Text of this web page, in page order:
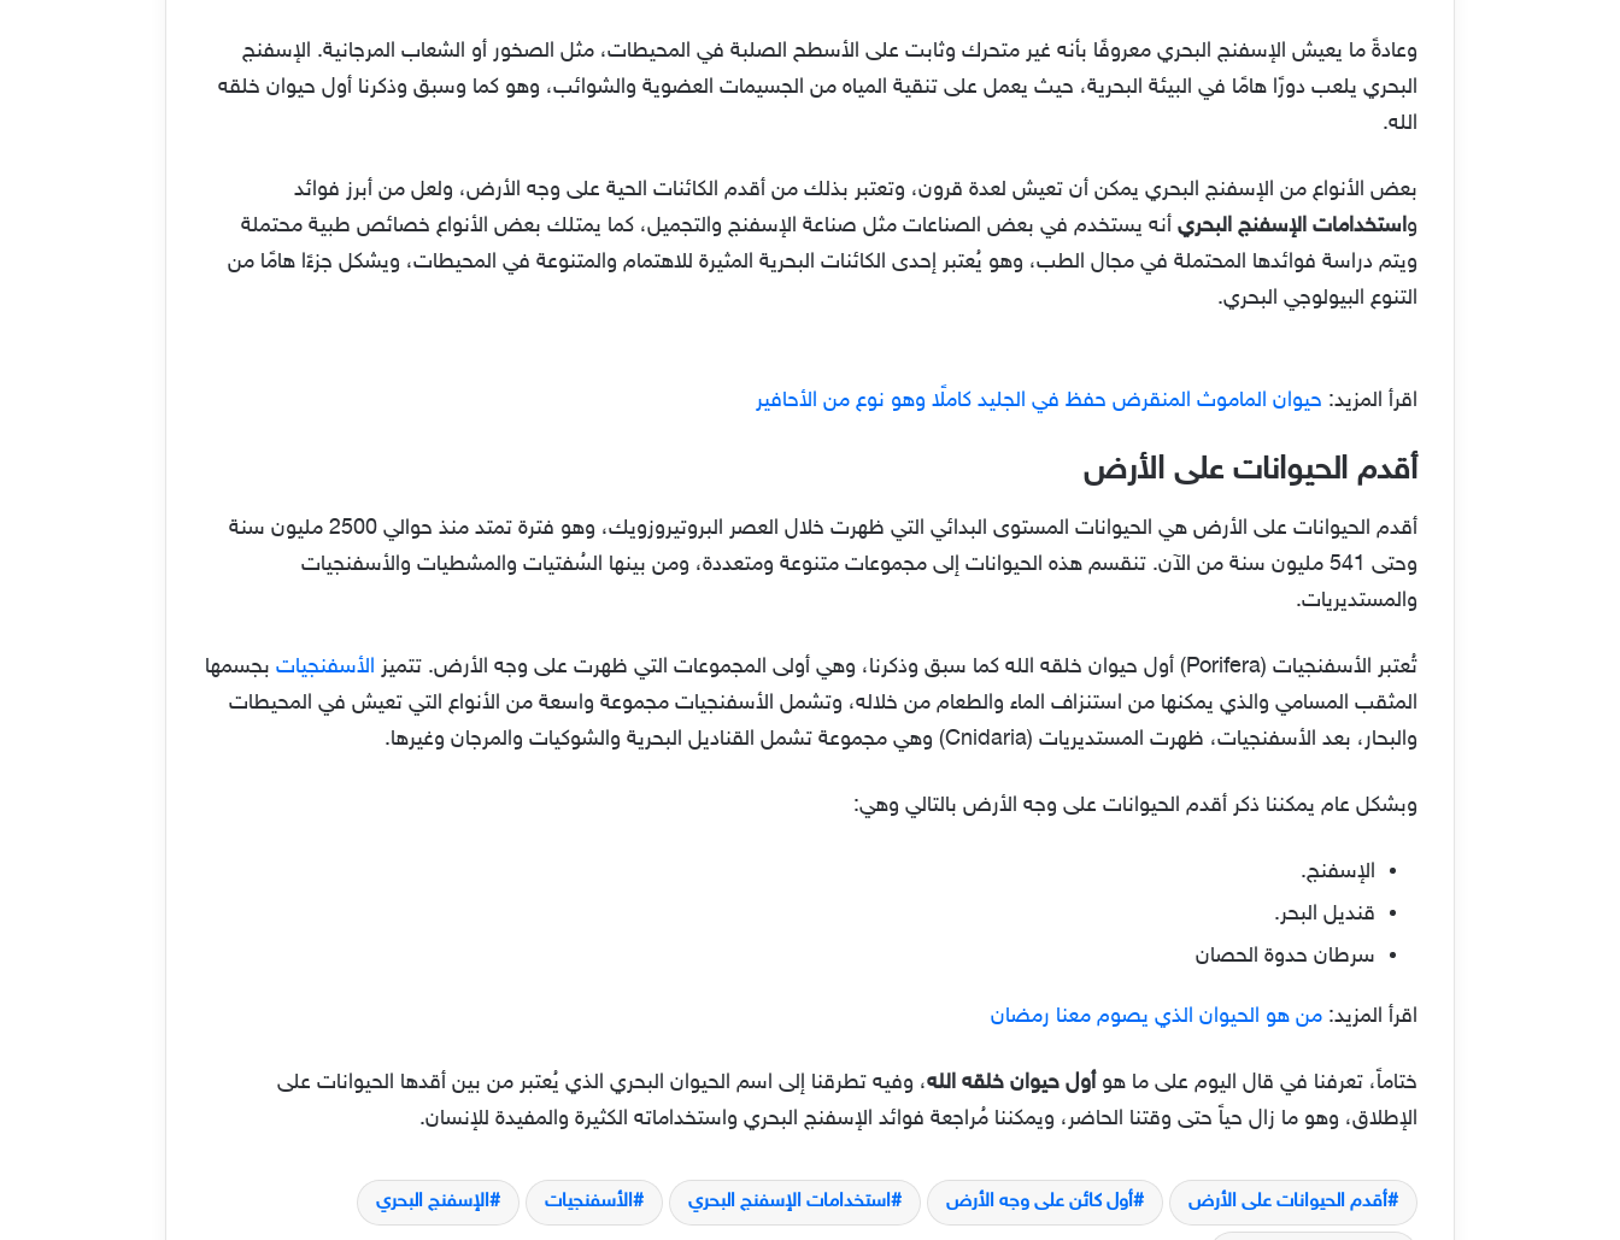
وعادةً ما يعيش الإسفنج البحري معروفًا بأنه غير متحرك وثابت على الأسطح الصلبة في المحيطات، مثل الصخور أو الشعاب المرجانية. الإسفنج
البحري يلعب دورًا هامًا في البيئة البحرية، حيث يعمل على تنقية المياه من الجسيمات العضوية والشوائب، وهو كما وسبق وذكرنا أول حيوان خلقه
الله.
بعض الأنواع من الإسفنج البحري يمكن أن تعيش لعدة قرون، وتعتبر بذلك من أقدم الكائنات الحية على وجه الأرض، ولعل من أبرز فوائد
واستخدامات الإسفنج البحري أنه يستخدم في بعض الصناعات مثل صناعة الإسفنج والتجميل، كما يمتلك بعض الأنواع خصائص طبية محتملة
ويتم دراسة فوائدها المحتملة في مجال الطب، وهو يُعتبر إحدى الكائنات البحرية المثيرة للاهتمام والمتنوعة في المحيطات، ويشكل جزءًا هامًا من
التنوع البيولوجي البحري.
اقرأ المزيد: حيوان الماموث المنقرض حفظ في الجليد كاملًا وهو نوع من الأحافير
أقدم الحيوانات على الأرض
أقدم الحيوانات على الأرض هي الحيوانات المستوى البدائي التي ظهرت خلال العصر البروتيروزويك، وهو فترة تمتد منذ حوالي 2500 مليون سنة
وحتى 541 مليون سنة من الآن. تنقسم هذه الحيوانات إلى مجموعات متنوعة ومتعددة، ومن بينها السُفتيات والمشطيات والأسفنجيات
والمستديريات.
تُعتبر الأسفنجيات (Porifera) أول حيوان خلقه الله كما سبق وذكرنا، وهي أولى المجموعات التي ظهرت على وجه الأرض. تتميز الأسفنجيات بجسمها
المثقب المسامي والذي يمكنها من استنزاف الماء والطعام من خلاله، وتشمل الأسفنجيات مجموعة واسعة من الأنواع التي تعيش في المحيطات
والبحار، بعد الأسفنجيات، ظهرت المستديريات (Cnidaria) وهي مجموعة تشمل القناديل البحرية والشوكيات والمرجان وغيرها.
وبشكل عام يمكننا ذكر أقدم الحيوانات على وجه الأرض بالتالي وهي:
الإسفنج.
قنديل البحر.
سرطان حدوة الحصان
اقرأ المزيد: من هو الحيوان الذي يصوم معنا رمضان
ختاماً، تعرفنا في قال اليوم على ما هوأول حيوان خلقه الله، وفيه تطرقنا إلى اسم الحيوان البحري الذي يُعتبر من بين أقدها الحيوانات على
الإطلاق، وهو ما زال حياً حتى وقتنا الحاضر، ويمكننا مُراجعة فوائد الإسفنج البحري واستخداماته الكثيرة والمفيدة للإنسان.
أقدم الحيوانات على الأرض أول كائن على وجه الأرض استخدامات الإسفنج البحري الأسفنجيات الإسفنج البحري